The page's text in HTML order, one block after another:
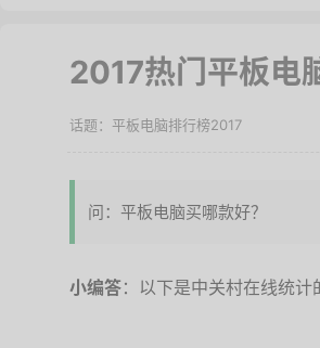
2017热门平板电
平板电脑排行榜2017
问：平板电脑买哪款好？
小编答：以下是中关村在线统